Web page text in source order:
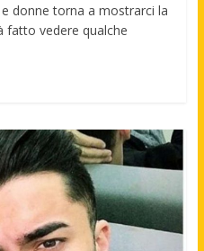
donne torna a mostrarci la
fatto vedere qualche